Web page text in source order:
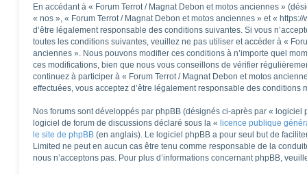
En accédant à « Forum Terrot / Magnat Debon et motos anciennes »
« nos », « Forum Terrot / Magnat Debon et motos anciennes » et «
d’être légalement responsable des conditions suivantes. Si vous
toutes les conditions suivantes, veuillez ne pas utiliser et accéder à «
anciennes ». Nous pouvons modifier ces conditions à n’importe quel
ces modifications, bien que nous vous conseillons de vérifier
continuez à participer à « Forum Terrot / Magnat Debon et motos
effectuées, vous acceptez d’être légalement responsable des conditions
Nos forums sont développés par phpBB (désignés ci-après par « logiciel
logiciel de forum de discussions déclaré sous la « licence publique
le site de phpBB (en anglais). Le logiciel phpBB a pour seul but de
Limited ne peut en aucun cas être tenu comme responsable de la
nous n’acceptons pas. Pour plus d’informations concernant phpBB,